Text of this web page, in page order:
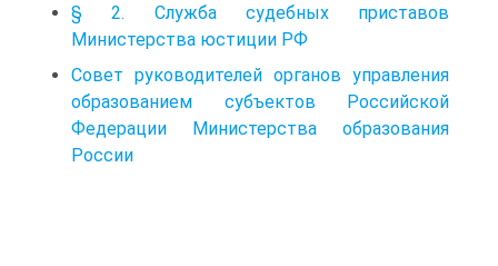
§ 2. Служба судебных приставов
Министерства юстиции РФ
Совет руководителей органов управления
образованием субъектов Российской
Федерации Министерства образования
России